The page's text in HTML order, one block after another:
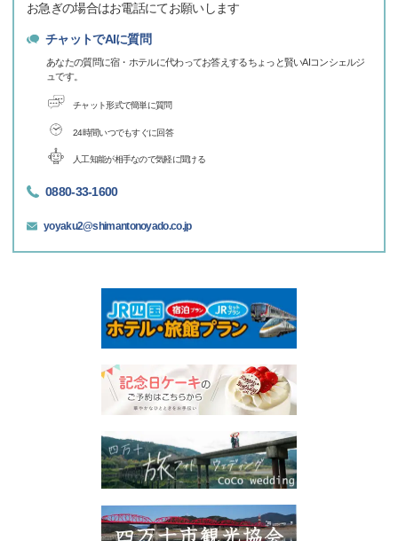
お急ぎの場合はお電話にてお願いします
チャットでAIに質問
あなたの質問に宿・ホテルに代わってお答えするちょっと賢いAIコンシェルジ
ュです。
チャット形式で簡単に質問
24時間いつでもすぐに回答
人工知能が相手なので気軽に聞ける
0880-33-1600
yoyaku2@shimantonoyado.co.jp